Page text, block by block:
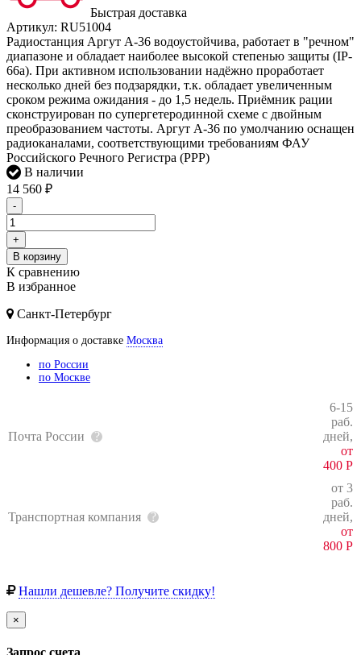
Быстрая доставка
Артикул: RU51004
Радиостанция Аргут А-36 водоустойчива, работает в "речном"
диапазоне и обладает наиболее высокой степенью защиты (IP-
66а). При активном использовании надёжно проработает
несколько дней без подзарядки, т.к. обладает увеличенным
сроком режима ожидания - до 1,5 недель. Приёмник рации
сконструирован по супергетеродинной схеме с двойным
преобразованием частоты. Аргут А-36 по умолчанию оснащен
радиоканалами, соответствующими требованиям ФАУ
Российского Речного Регистра (РРР)
В наличии
14 560 ₽
-
+
В корзину
К сравнению
В избранное
Санкт-Петербург
Информация о доставке Москва
по России
по Москве
Почта России
6-15
раб.
дней,
от
400 Р
Транспортная компания
от 3
раб.
дней,
от
800 Р
Нашли дешевле? Получите скидку!
×
Запрос счета